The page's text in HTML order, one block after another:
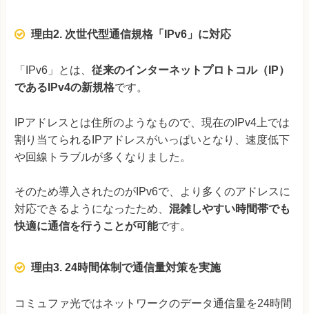
理由2. 次世代型通信規格「IPv6」に対応
「IPv6」とは、 従来のインターネットプロトコル（IP）
であるIPv4の新規格です。
IPアドレスとは住所のようなもので、現在のIPv4上では
割り当てられるIPアドレスがいっぱいとなり、速度低下
や回線トラブルが多くなりました。
そのため導入されたのがIPv6で、より多くのアドレスに
対応できるようになったため、 混雑しやすい時間帯でも
快適に通信を行うことが可能です。
理由3. 24時間体制で通信量対策を実施
コミュファ光ではネットワークのデータ通信量を24時間